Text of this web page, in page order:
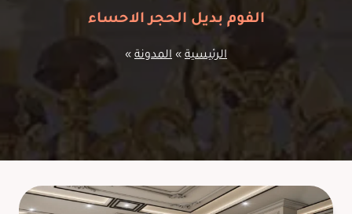
الفوم بديل الحجر الاحساء
الرئيسية » المدونة »